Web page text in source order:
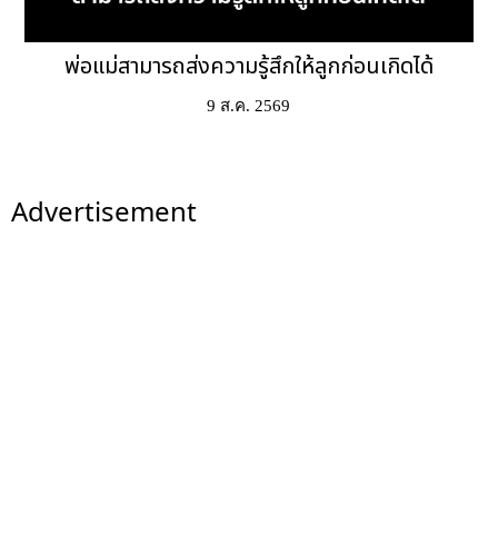
พ่อแม่สามารถส่งความรู้สึกให้ลูกก่อนเกิดได้
9 ส.ค. 2569
Advertisement